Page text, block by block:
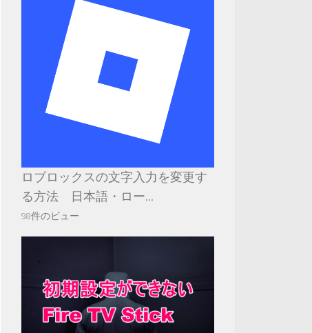
ロブロックスの文字入力を変更す
る方法 日本語・ロー...
98件のビュー